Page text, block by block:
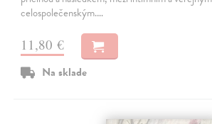
celospolečenským.…
11,80 €
Na sklade